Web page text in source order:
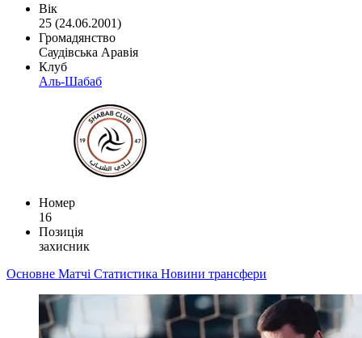
Вік
25 (24.06.2001)
Громадянство
Саудівська Аравія
Клуб
Аль-Шабаб
Номер
16
Позиція
захисник
Основне Матчі Статистика Новини трансфери